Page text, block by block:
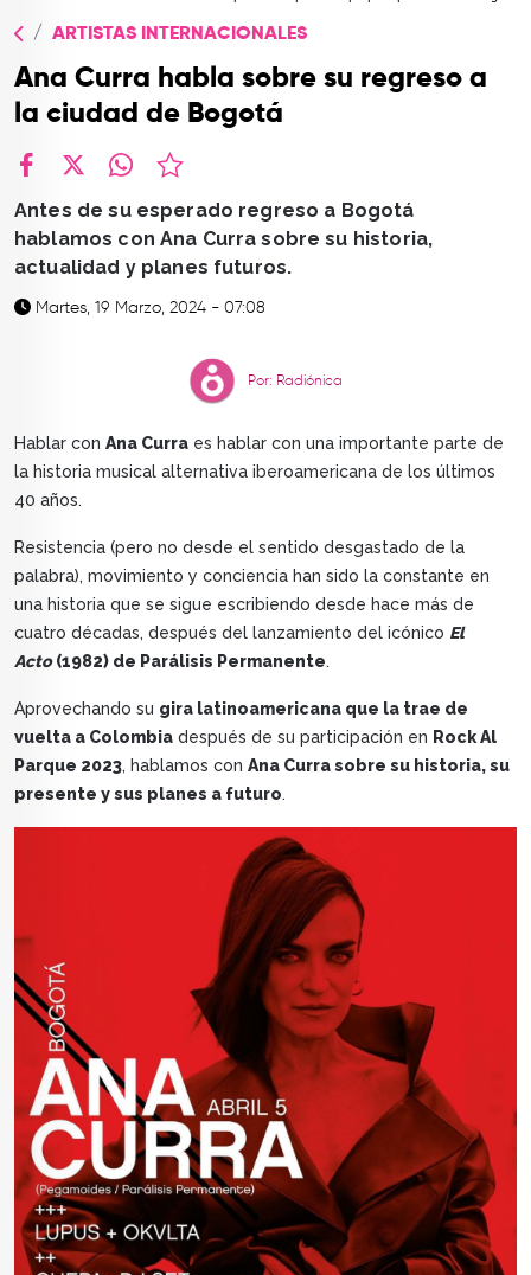
CONTACTO
ARTISTAS INTERNACIONALES
Ana Curra habla sobre su regreso a
la ciudad de Bogotá
Antes de su esperado regreso a Bogotá
hablamos con Ana Curra sobre su historia,
actualidad y planes futuros.
Martes, 19 Marzo, 2024 - 07:08
Por: Radiónica
Hablar con Ana Curra es hablar con una importante parte de
la historia musical alternativa iberoamericana de los últimos
40 años.
Resistencia (pero no desde el sentido desgastado de la
palabra), movimiento y conciencia han sido la constante en
una historia que se sigue escribiendo desde hace más de
cuatro décadas, después del lanzamiento del icónico El
Acto(1982) de Parálisis Permanente.
Aprovechando su gira latinoamericana que la trae de
vuelta a Colombia después de su participación en Rock Al
Parque 2023, hablamos con Ana Curra sobre su historia, su
presente y sus planes a futuro.